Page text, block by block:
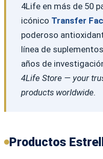
4Life en más de 50
icónico Transfer
poderoso
línea de
años de
4Life Store — your
products worldwide.
Productos